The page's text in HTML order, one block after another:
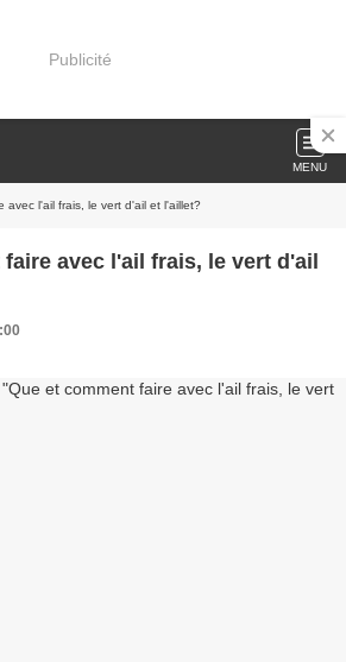
Publicité
MENU
avec l'ail frais, le vert d'ail et l'aillet?
avec l'ail frais, le vert d'ail